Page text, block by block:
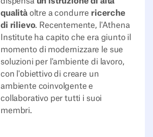
qualitàoltre a condurre ricerche
di rilievo. Recentemente, l'Athena
Institute ha capito che era giunto il
momento di modernizzare le sue
soluzioni per l'ambiente di lavoro,
con l'obiettivo di creare un
ambiente coinvolgente e
collaborativo per tutti i suoi
membri.